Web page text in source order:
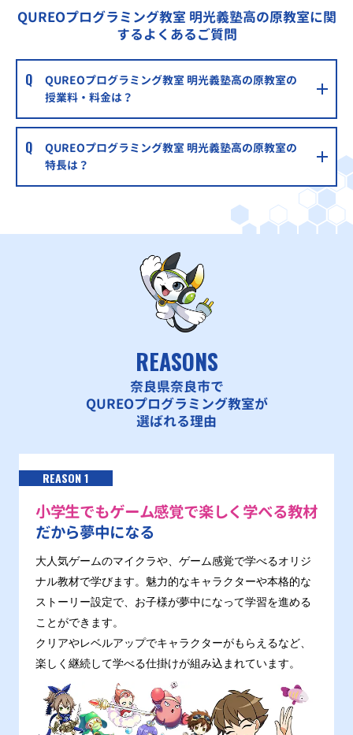
QUREOプログラミング教室 明光義塾高の原教室に関
するよくあるご質問
QUREOプログラミング教室 明光義塾高の原教室の
授業料・料金は？
QUREOプログラミング教室 明光義塾高の原教室の
特長は？
REASONS
奈良県奈良市で
QUREOプログラミング教室が
選ばれる理由
REASON 1
小学生でもゲーム感覚で楽しく学べる教材
だから夢中になる
大人気ゲームのマイクラや、ゲーム感覚で学べるオリジ
ナル教材で学びます。魅力的なキャラクターや本格的な
ストーリー設定で、お子様が夢中になって学習を進める
ことができます。
クリアやレベルアップでキャラクターがもらえるなど、
楽しく継続して学べる仕掛けが組み込まれています。